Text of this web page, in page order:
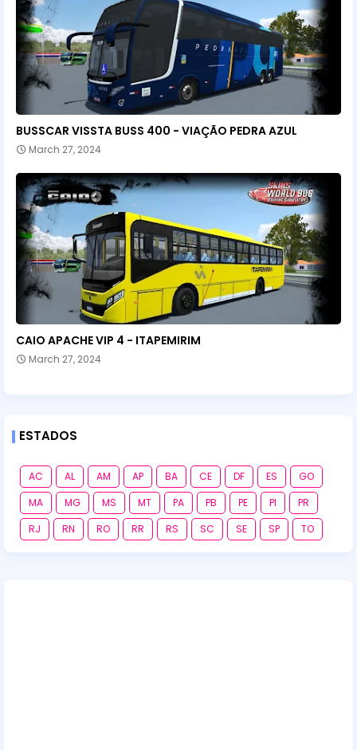
BUSSCAR VISSTA BUSS 400 - VIAÇÃO PEDRA AZUL
March 27, 2024
CAIO APACHE VIP 4 - ITAPEMIRIM
March 27, 2024
ESTADOS
AC AL AM AP BA CE DF ES
GO
MA
MG MS MT PA PB PE PI
PR
RJ
RN RO RR RS SC SE SP TO